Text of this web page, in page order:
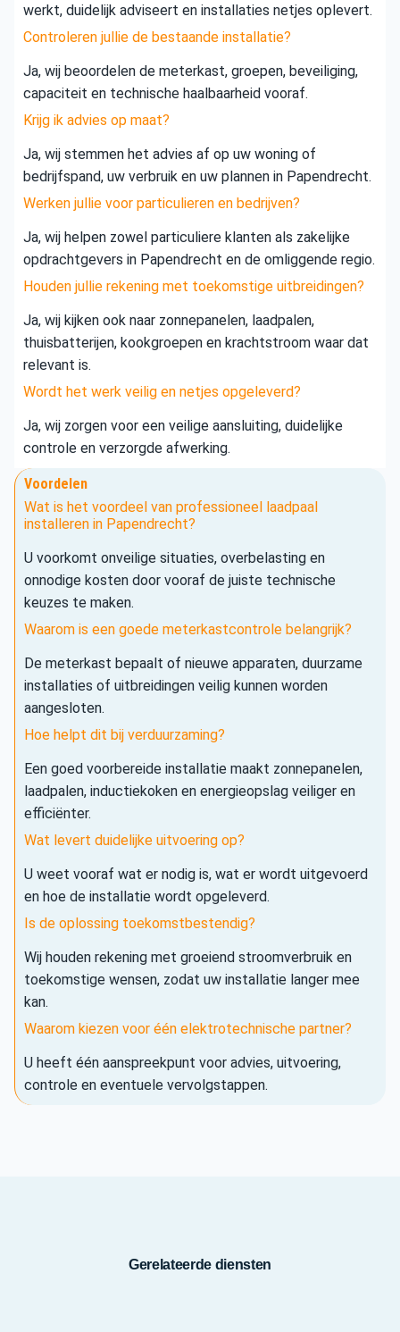
werkt, duidelijk adviseert en installaties netjes oplevert.
Controleren jullie de bestaande installatie?
Ja, wij beoordelen de meterkast, groepen, beveiliging,
capaciteit en technische haalbaarheid vooraf.
Krijg ik advies op maat?
Ja, wij stemmen het advies af op uw woning of
bedrijfspand, uw verbruik en uw plannen in Papendrecht.
Werken jullie voor particulieren en bedrijven?
Ja, wij helpen zowel particuliere klanten als zakelijke
opdrachtgevers in Papendrecht en de omliggende regio.
Houden jullie rekening met toekomstige uitbreidingen?
Ja, wij kijken ook naar zonnepanelen, laadpalen,
thuisbatterijen, kookgroepen en krachtstroom waar dat
relevant is.
Wordt het werk veilig en netjes opgeleverd?
Ja, wij zorgen voor een veilige aansluiting, duidelijke
controle en verzorgde afwerking.
Voordelen
Wat is het voordeel van professioneel laadpaal
installeren in Papendrecht?
U voorkomt onveilige situaties, overbelasting en
onnodige kosten door vooraf de juiste technische
keuzes te maken.
Waarom is een goede meterkastcontrole belangrijk?
De meterkast bepaalt of nieuwe apparaten, duurzame
installaties of uitbreidingen veilig kunnen worden
aangesloten.
Hoe helpt dit bij verduurzaming?
Een goed voorbereide installatie maakt zonnepanelen,
laadpalen, inductiekoken en energieopslag veiliger en
efficiënter.
Wat levert duidelijke uitvoering op?
U weet vooraf wat er nodig is, wat er wordt uitgevoerd
en hoe de installatie wordt opgeleverd.
Is de oplossing toekomstbestendig?
Wij houden rekening met groeiend stroomverbruik en
toekomstige wensen, zodat uw installatie langer mee
kan.
Waarom kiezen voor één elektrotechnische partner?
U heeft één aanspreekpunt voor advies, uitvoering,
controle en eventuele vervolgstappen.
Gerelateerde diensten